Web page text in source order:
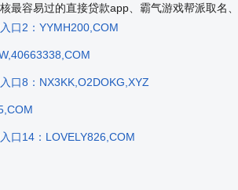
容易过的直接贷款app、霸气游戏帮派取名
口2：YYMH200,COM
口8：NX3KK,O2DOKG,XYZ
口14：LOVELY826,COM